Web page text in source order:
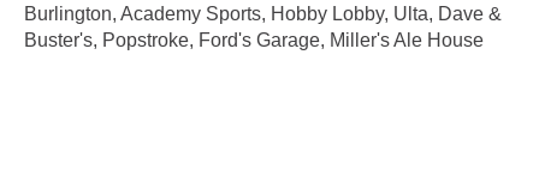
Burlington, Academy Sports, Hobby Lobby, Ulta, Dave &
Buster's, Popstroke, Ford's Garage, Miller's Ale House